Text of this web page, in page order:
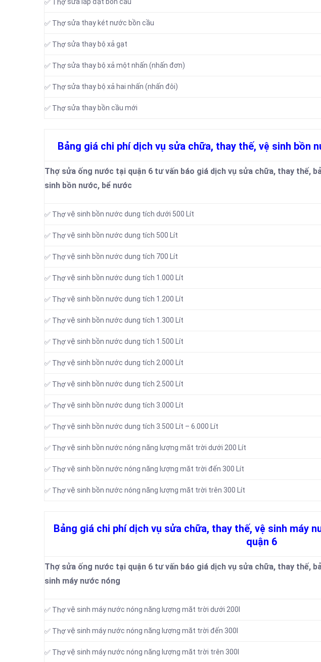
✅ Thợ sửa lắp đặt bồn cầu
✅ Thợ sửa thay két nước bồn cầu
✅ Thợ sửa thay bộ xả gạt
✅ Thợ sửa thay bộ xả một nhấn (nhấn đơn)
✅ Thợ sửa thay bộ xả hai nhấn (nhấn đôi)
✅ Thợ sửa thay bồn cầu mới
Bảng giá chi phí dịch vụ sửa chữa, thay thế, vệ sinh bồn
Thợ sửa ống nước tại quận 6 tư vấn báo giá dịch vụ sửa chữa, thay thế,
sinh bồn nước, bể nước
✅ Thợvệ sinh bồn nước dung tích dưới 500 Lít
✅ Thợvệ sinh bồn nước dung tích 500 Lít
✅ Thợvệ sinh bồn nước dung tích 700 Lít
✅ Thợvệ sinh bồn nước dung tích 1.000 Lít
✅ Thợvệ sinh bồn nước dung tích 1.200 Lít
✅ Thợvệ sinh bồn nước dung tích 1.300 Lít
✅ Thợvệ sinh bồn nước dung tích 1.500 Lít
✅ Thợvệ sinh bồn nước dung tích 2.000 Lít
✅ Thợvệ sinh bồn nước dung tích 2.500 Lít
✅ Thợvệ sinh bồn nước dung tích 3.000 Lít
✅ Thợvệ sinh bồn nước dung tích 3.500 Lít – 6.000 Lít
✅ Thợvệ sinh bồn nước nóng năng lượng măt trời dưới 200 Lít
✅ Thợvệ sinh bồn nước nóng năng lượng măt trời đến 300 Lít
✅ Thợvệ sinh bồn nước nóng năng lượng măt trời trên 300 Lít
Bảng giá chi phí dịch vụ sửa chữa, thay thế, vệ sinh máy
quận 6
Thợ sửa ống nước tại quận 6 tư vấn báo giá dịch vụ sửa chữa, thay thế,
sinh máy nước nóng
✅ Thợvệ sinh máy nước nóng năng lượng măt trời dưới 200l
✅ Thợvệ sinh máy nước nóng năng lượng măt trời đến 300l
✅ Thợvệ sinh máy nước nóng năng lượng măt trời trên 300l